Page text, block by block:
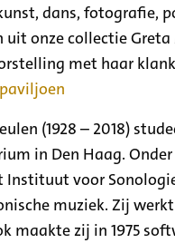
dans, fotografie,
uit onze collectie
met haar
(1928 – 2018)
in Den Haag.
voor
muziek. Zij
maakte zij in 1975